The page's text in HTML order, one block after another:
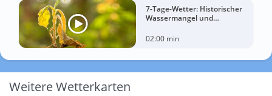
7-Tage-Wetter: Historischer
Wassermangel und
02:00 min
Weitere Wetterkarten